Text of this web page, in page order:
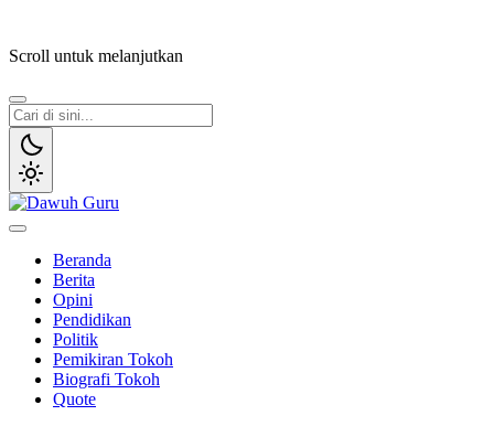
konten
Scroll untuk melanjutkan
Beranda
Berita
Opini
Pendidikan
Politik
Pemikiran Tokoh
Biografi Tokoh
Quote